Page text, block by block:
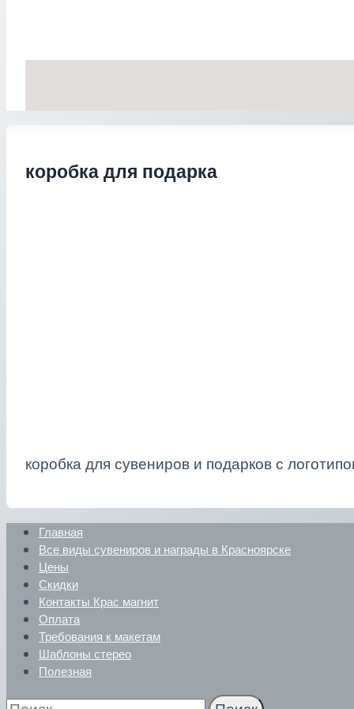
коробка для подарка
коробка для сувениров и подарков с
Главная
Все виды сувениров и награды в Красноярске
Цены
Скидки
Контакты Крас магнит
Оплата
Требования к макетам
Шаблоны стерео
Полезная
Найти: